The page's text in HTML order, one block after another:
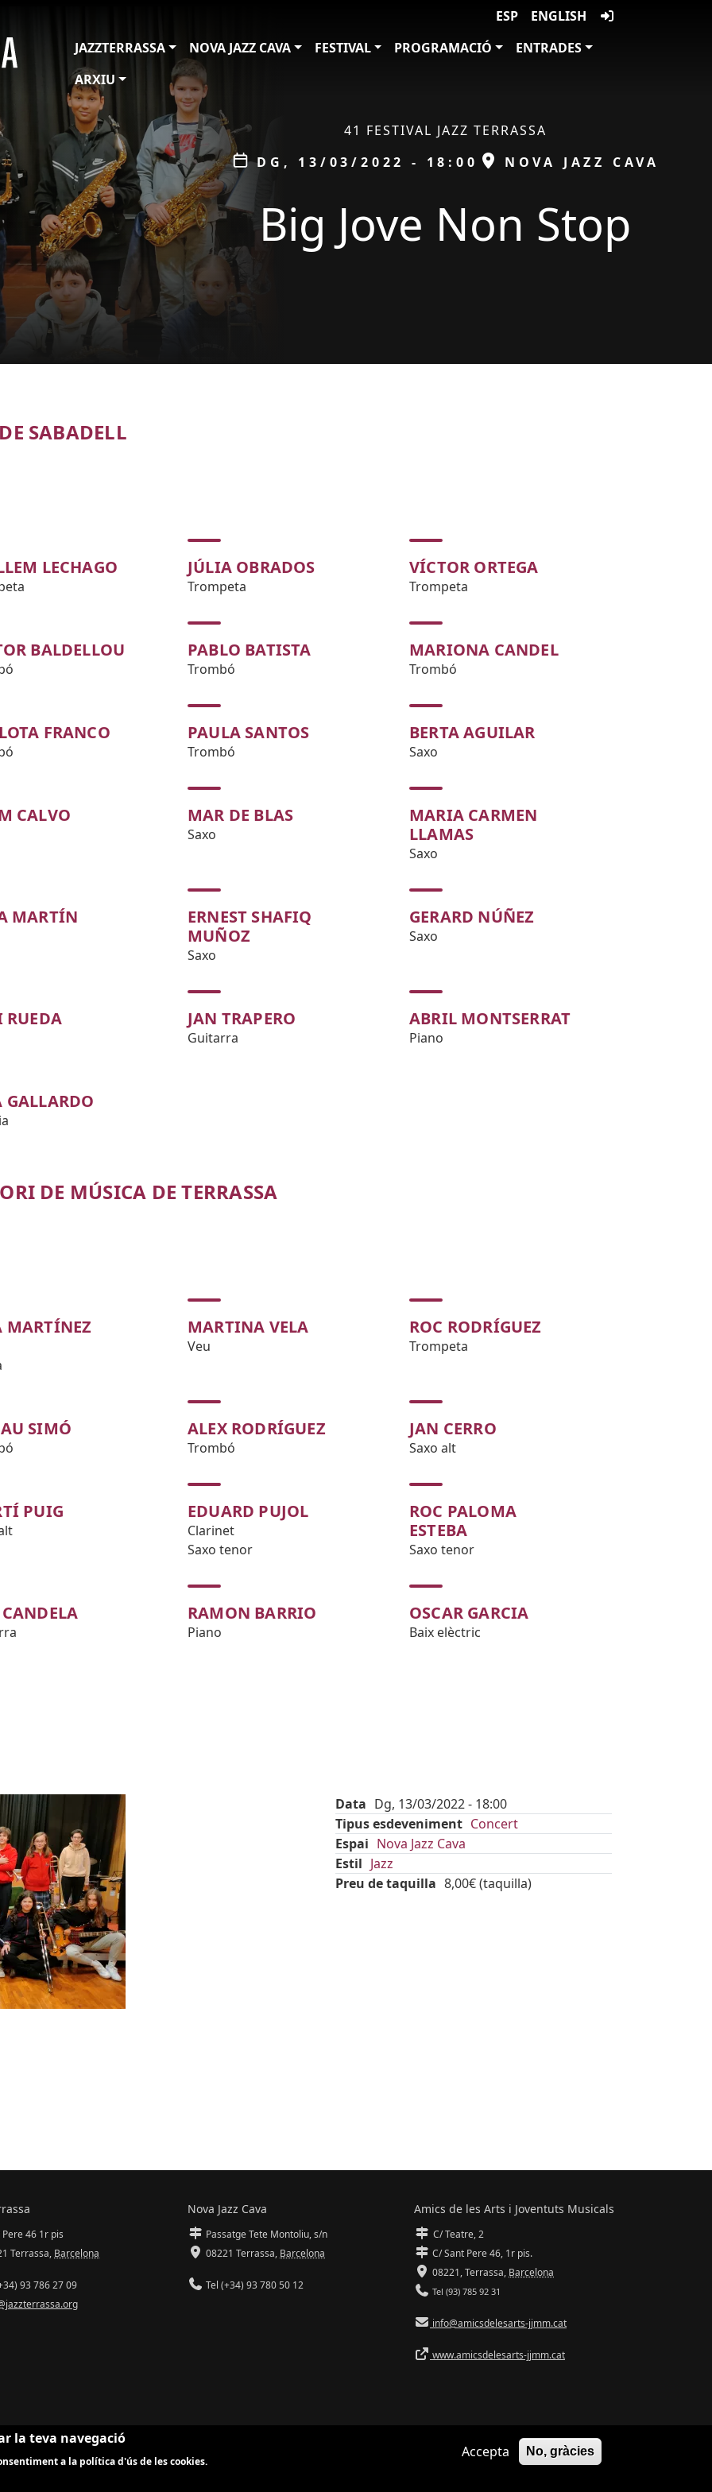
ESP
ENGLISH
JAZZTERRASSA
NOVA JAZZ CAVA FESTIVAL PROGRAMACIÓ
ENTRADES
ARXIU
ÀMBIT
41 FESTIVAL JAZZ TERRASSA
Data
DG, 13/03/2022 - 18:00 ESPAI
NOVA JAZZ CAVA
Big Jove Non Stop
SABADELL
LECHAGO JÚLIA OBRADOS
Trompeta
VÍCTOR ORTEGA
Trompeta
BALDELLOU PABLO BATISTA
Trombó
MARIONA CANDEL
Trombó
FRANCO PAULA SANTOS
Trombó
BERTA AGUILAR
Saxo
CALVO MAR DE BLAS
Saxo
MARIA CARMEN
LLAMAS
Saxo
MARTÍN
ERNEST SHAFIQ
MUÑOZ
Saxo
GERARD NÚÑEZ
Saxo
RUEDA JAN TRAPERO
Guitarra
ABRIL MONTSERRAT
Piano
GALLARDO
DE MÚSICA DE TERRASSA
MARTÍNEZ MARTINA VELA
Veu
ROC RODRÍGUEZ
Trompeta
SIMÓ ALEX RODRÍGUEZ
Trombó
JAN CERRO
Saxo alt
PUIG EDUARD PUJOL
Clarinet
Saxo tenor
ROC PALOMA
ESTEBA
Saxo tenor
RAMON BARRIO
Piano
OSCAR GARCIA
Baix elèctric
Data Dg, 13/03/2022 - 18:00
Tipus esdeveniment Concert
Espai Nova Jazz Cava
Estil Jazz
Preu de taquilla 8,00€ (taquilla)
Pere 46 1r pis
Terrassa, Barcelona
93 786 27 09
Nova Jazz Cava
Passatge Tete Montoliu, s/n
08221 Terrassa, Barcelona
Tel (+34) 93 780 50 12
Amics de les Arts i Joventuts Musicals
C/ Teatre, 2
C/ Sant Pere 46, 1r pis.
08221,Terrassa, Barcelona
Tel (93) 785 92 31
info@amicsdelesarts-jjmm.cat
www.amicsdelesarts-jjmm.cat
Drupal perCommunia | Hosting d'
la teva navegació
a la política d'ús de les cookies.
Accepta No, gràcies